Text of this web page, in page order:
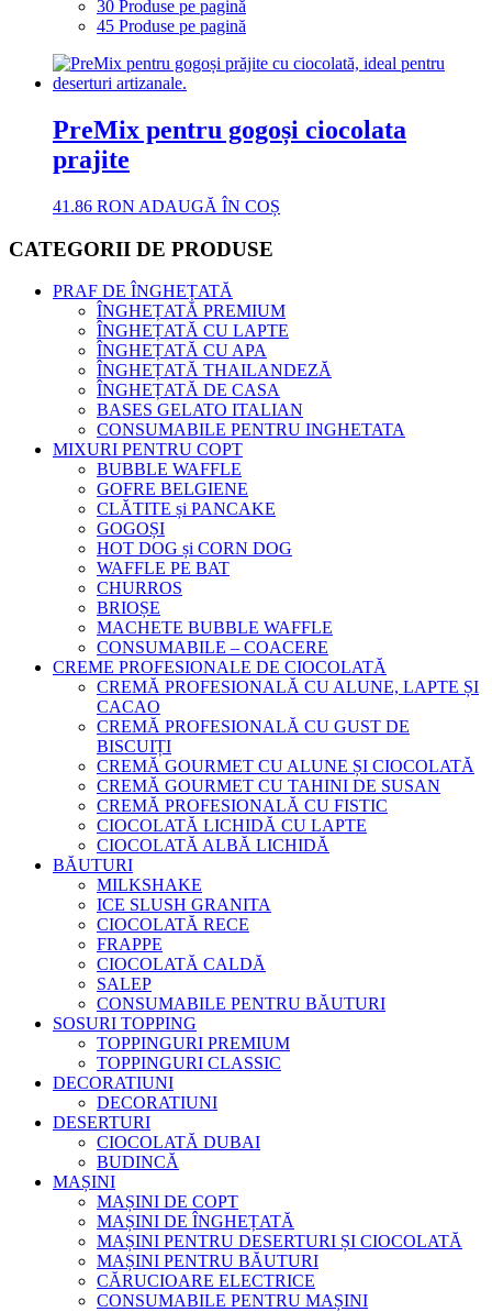
30 Produse pe pagină
45 Produse pe pagină
PreMix pentru gogoși ciocolata
prajite
41.86 RON ADAUGĂ ÎN COȘ
CATEGORII DE PRODUSE
PRAF DE ÎNGHEȚATĂ
ÎNGHEȚATĂ PREMIUM
ÎNGHEȚATĂ CU LAPTE
ÎNGHEȚATĂ CU APA
ÎNGHEȚATĂ THAILANDEZĂ
ÎNGHEȚATĂ DE CASA
BASES GELATO ITALIAN
CONSUMABILE PENTRU INGHETATA
MIXURI PENTRU COPT
BUBBLE WAFFLE
GOFRE BELGIENE
CLĂTITE și PANCAKE
GOGOȘI
HOT DOG și CORN DOG
WAFFLE PE BAT
CHURROS
BRIOȘE
MACHETE BUBBLE WAFFLE
CONSUMABILE – COACERE
CREME PROFESIONALE DE CIOCOLATĂ
CREMĂ PROFESIONALĂ CU ALUNE, LAPTE ȘI
CACAO
CREMĂ PROFESIONALĂ CU GUST DE
BISCUIȚI
CREMĂ GOURMET CU ALUNE ȘI CIOCOLATĂ
CREMĂ GOURMET CU TAHINI DE SUSAN
CREMĂ PROFESIONALĂ CU FISTIC
CIOCOLATĂ LICHIDĂ CU LAPTE
CIOCOLATĂ ALBĂ LICHIDĂ
BĂUTURI
MILKSHAKE
ICE SLUSH GRANITA
CIOCOLATĂ RECE
FRAPPE
CIOCOLATĂ CALDĂ
SALEP
CONSUMABILE PENTRU BĂUTURI
SOSURI TOPPING
TOPPINGURI PREMIUM
TOPPINGURI CLASSIC
DECORATIUNI
DECORATIUNI
DESERTURI
CIOCOLATĂ DUBAI
BUDINCĂ
MAȘINI
MAȘINI DE COPT
MAȘINI DE ÎNGHEȚATĂ
MAȘINI PENTRU DESERTURI ȘI CIOCOLATĂ
MAȘINI PENTRU BĂUTURI
CĂRUCIOARE ELECTRICE
CONSUMABILE PENTRU MAȘINI